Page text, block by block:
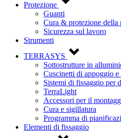
Protezione
Guanti
Cura & protezione della
Sicurezza sul lavoro
Strumenti
TERRASYS
Sottostrutture in
Cuscinetti di appoggio
Sistemi di fissaggio per
TerraLight
Accessori per il
Cura e sigillatura
Programma di
Elementi di fissaggio